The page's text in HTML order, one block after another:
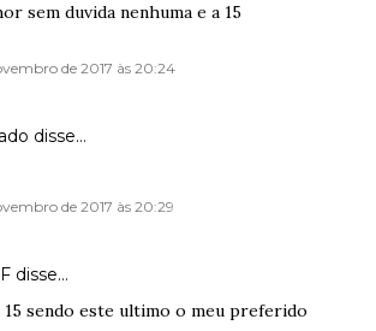
sem duvida nenhuma e a 15
de 2017 às 20:24
disse…
de 2017 às 20:29
disse…
15 sendo este ultimo o meu preferido